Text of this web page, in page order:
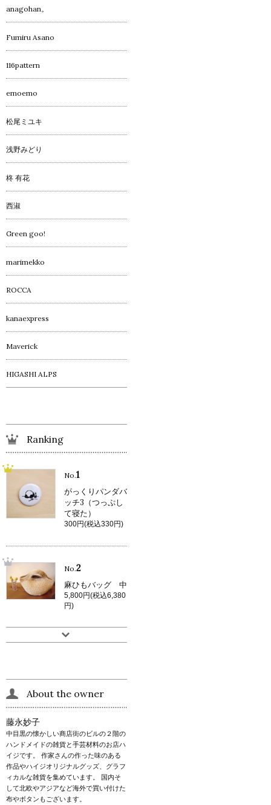
anagohan。
Fumiru Asano
116pattern
emoemo
松尾ミユキ
浅野みどり
柊 有花
西淑
Green goo!
marimekko
ROCCA
kanaexpress
Maverick
HIGASHI ALPS
Ranking
No.1
がっくりパンダバ
ッチ3（つっぷし
て寝た）
300円(税込330円)
No.2
麻ひもバッグ 中
5,800円(税込6,380
円)
About the owner
藤永妙子
中目黒の懐かしい商店街のビルの２階の
ハンドメイドの雑貨と手芸材料のお店ハ
イジです。 作家さんの作った味のある
作品やハイジオリジナルグッズ、グラフ
ィカルな雑貨を集めています。 国内そ
して北欧やアジアなど海外で買い付けた
布やボタンもございます。